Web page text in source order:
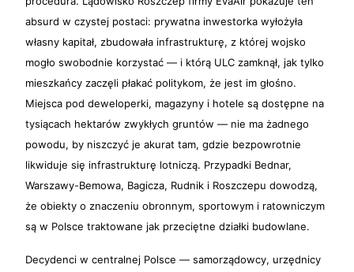
absurd w czystej postaci: prywatna inwestorka wyłożyła
własny kapitał, zbudowała infrastrukturę, z której wojsko
mogło swobodnie korzystać — i którą ULC zamknął, jak tylko
mieszkańcy zaczęli płakać politykom, że jest im głośno.
Miejsca pod deweloperki, magazyny i hotele są dostępne na
tysiącach hektarów zwykłych gruntów — nie ma żadnego
powodu, by niszczyć je akurat tam, gdzie bezpowrotnie
likwiduje się infrastrukturę lotniczą. Przypadki Bednar,
Warszawy-Bemowa, Bagicza, Rudnik i Roszczepu dowodzą,
że obiekty o znaczeniu obronnym, sportowym i ratowniczym
są w Polsce traktowane jak przeciętne działki budowlane.
Decydenci w centralnej Polsce — samorządowcy, urzędnicy